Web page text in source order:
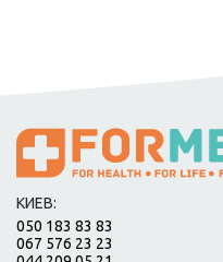
КИЕВ:
050 183 83 83
067 576 23 23